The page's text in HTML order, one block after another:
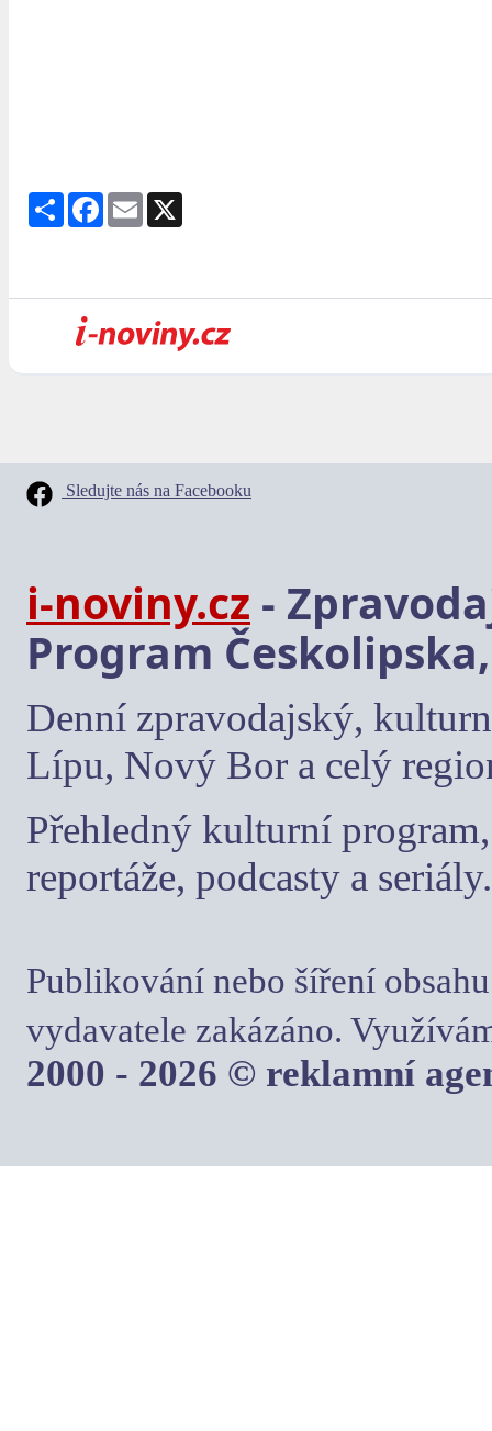
Share Facebook
Email
Sledujte nás na Facebooku
i-noviny.cz -
Program
Denní zpravodajský,
Lípu, Nový Bor a celý
Přehledný kulturní
reportáže, podcasty a seriály.
Publikování nebo šíření
vydavatele zakázáno.
2000 - 2026 © reklamní